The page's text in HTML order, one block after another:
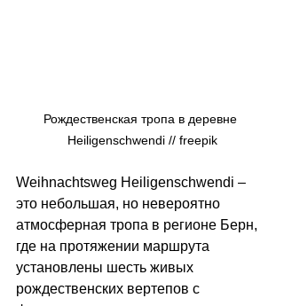
Рождественская тропа в деревне
Heiligenschwendi // freepik
Weihnachtsweg Heiligenschwendi –
это небольшая, но невероятно
атмосферная тропа в регионе Берн,
где на протяжении маршрута
установлены шесть живых
рождественских вертепов с